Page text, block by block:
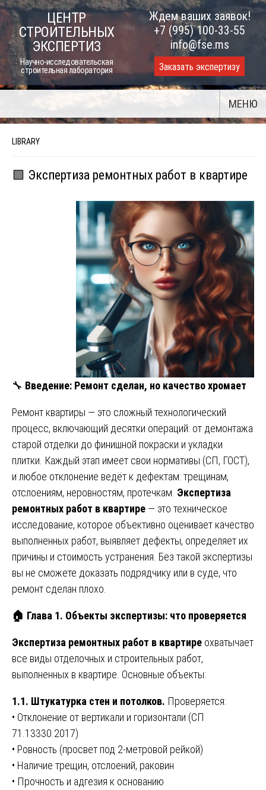
Skip
to
content
ЦЕНТР
СТРОИТЕЛЬНЫХ
ЭКСПЕРТИЗ
Научно-исследовательская
строительная лаборатория
Ждем ваших заявок!
+7 (995) 100-33-55
info@fse.ms
Заказать экспертизу
МЕНЮ
LIBRARY
🟩 Экспертиза ремонтных работ в квартире
🔧 Введение: Ремонт сделан, но качество хромает
Ремонт квартиры — это сложный технологический
процесс, включающий десятки операций: от демонтажа
старой отделки до финишной покраски и укладки
плитки. Каждый этап имеет свои нормативы (СП, ГОСТ),
и любое отклонение ведёт к дефектам: трещинам,
отслоениям, неровностям, протечкам. Экспертиза
ремонтных работ в квартире — это техническое
исследование, которое объективно оценивает качество
выполненных работ, выявляет дефекты, определяет их
причины и стоимость устранения. Без такой экспертизы
вы не сможете доказать подрядчику или в суде, что
ремонт сделан плохо.
🏠 Глава 1. Объекты экспертизы: что проверяется
Экспертиза ремонтных работ в квартире охватычает
все виды отделочных и строительных работ,
выполненных в квартире. Основные объекты:
1.1. Штукатурка стен и потолков. Проверяется:
• Отклонение от вертикали и горизонтали (СП
71.13330.2017)
• Ровность (просвет под 2-метровой рейкой)
• Наличие трещин, отслоений, раковин
• Прочность и адгезия к основанию